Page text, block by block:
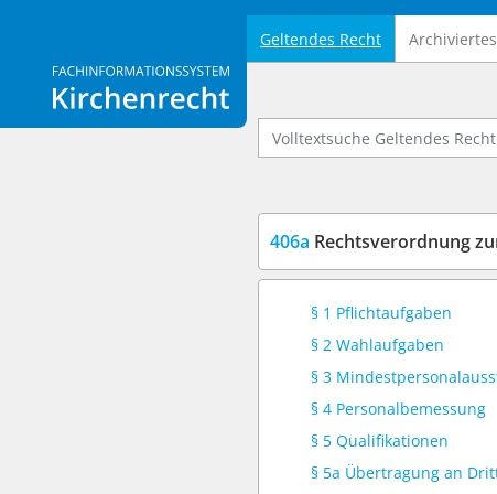
Logo Fachinformationssystem Kirchenrecht
Geltendes Recht
Volltextsuche Geltendes Recht
406a Rechtsverordnung
§ 1 Pflichtaufgaben
§ 2 Wahlaufgaben
§ 3
§ 4 Personalbemessung
§ 5 Qualifikationen
§ 5a Übertragung an